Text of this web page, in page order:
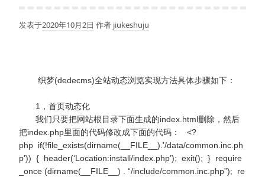
发表于2020年10月2日 作者 jiukeshuju
织梦(dedecms)全站动态浏览实现方法具体步骤如下：
1，首页动态化
我们只要把网站根目录下面生成的index.html删除，然后
把index.php里面的代码修改成下面的代码： <?
php if(!file_exists(dirname(__FILE__).’/data/common.inc.ph
p’)) { header(‘Location:install/index.php’); exit(); } require
_once (dirname(__FILE__) . “/include/common.inc.php”); re